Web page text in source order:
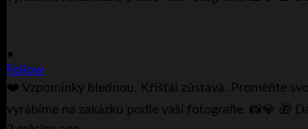
•
Follow
❤️ Vzpomínky blednou. Křišťál zůstává. Proměňte
vyrábíme na zakázku podle vaší fotografie. 📸💎 🎁